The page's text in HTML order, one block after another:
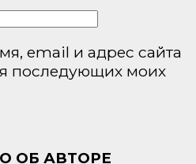
email и адрес сайта
последующих моих
ОБ АВТОРЕ